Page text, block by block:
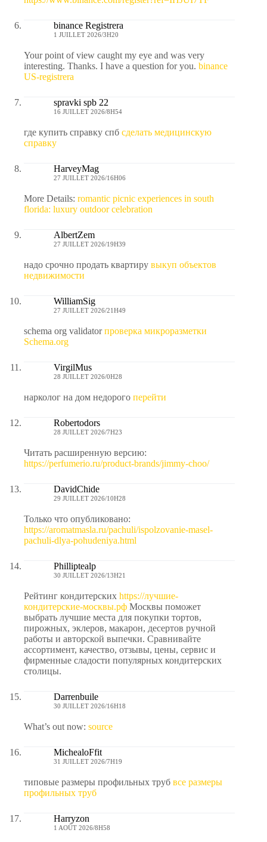
binance Registrera
1 JUILLET 2026/3H20
Your point of view caught my eye and was very
interesting. Thanks. I have a question for you. binance
US-registrera
spravki spb 22
16 JUILLET 2026/8H54
где купить справку спб сделать медицинскую
справку
HarveyMag
27 JUILLET 2026/16H06
More Details: romantic picnic experiences in south
florida: luxury outdoor celebration
AlbertZem
27 JUILLET 2026/19H39
надо срочно продать квартиру выкуп объектов
недвижимости
WilliamSig
27 JUILLET 2026/21H49
schema org validatorпроверка микроразметки
Schema.org
VirgilMus
28 JUILLET 2026/0H28
нарколог на дом недорого перейти
Robertodors
28 JUILLET 2026/7H23
Читать расширенную версию:
https://perfumerio.ru/product-brands/jimmy-choo/
DavidChide
29 JUILLET 2026/10H28
Только что опубликовано:
https://aromatmasla.ru/pachuli/ispolzovanie-masel-
pachuli-dlya-pohudeniya.html
Philliptealp
30 JUILLET 2026/13H21
Рейтинг кондитерских https://лучшие-
кондитерские-москвы.рф Москвы поможет
выбрать лучшие места для покупки тортов,
пирожных, эклеров, макарон, десертов ручной
работы и авторской выпечки. Сравнивайте
ассортимент, качество, отзывы, цены, сервис и
фирменные сладости популярных кондитерских
столицы.
Darrenbuile
30 JUILLET 2026/16H18
What’s out now: source
MichealoFfit
31 JUILLET 2026/7H19
типовые размеры профильных труб все размеры
профильных труб
Harryzon
1 AOÛT 2026/8H58